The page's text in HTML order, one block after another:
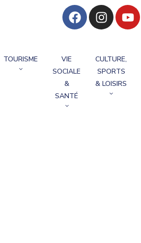
TOURISME
VIE
SOCIALE
&
SANTÉ
CULTURE,
SPORTS
& LOISIRS